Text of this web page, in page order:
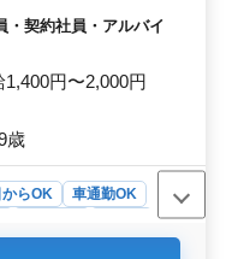
業務 【ポイント】 ・週
ア活躍中の企業様にな
ご応募お待ちしてお
・契約社員・アルバイ
円〜2,000円
歳
らOK
車通勤OK